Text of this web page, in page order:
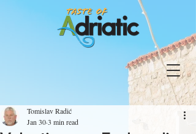
Tomislav Radić
Jan 303 min read